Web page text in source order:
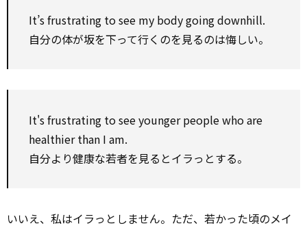
It’s frustrating to see my body going downhill.
自分の体が坂を下って行くのを見るのは悔しい。
It's frustrating to see younger people who are
healthier than I am.
自分より健康な若者を見るとイラっとする。
いいえ、私はイラっとしません。ただ、若かった頃のメイ